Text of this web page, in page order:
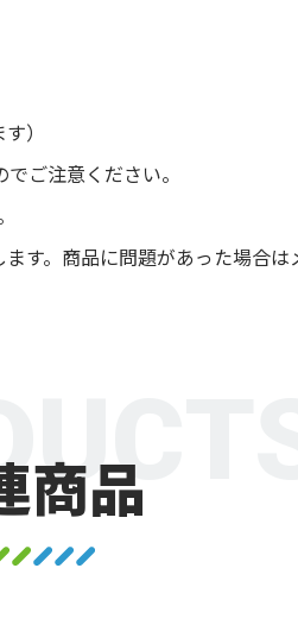
）
ご注意ください。
す。商品に問題があった場合
商品